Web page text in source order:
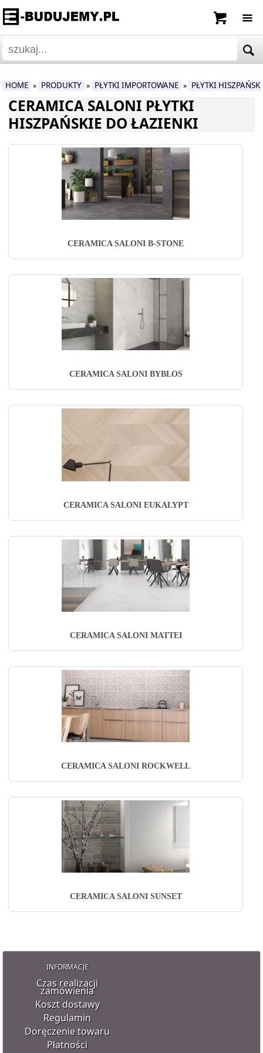
HOME » PRODUKTY » PŁYTKI IMPORTOWANE » PŁYTKI
CERAMICA SALONI PŁYTKI
HISZPAŃSKIE DO ŁAZIENKI
CERAMICA SALONI B-STONE
CERAMICA SALONI BYBLOS
CERAMICA SALONI EUKALYPT
CERAMICA SALONI MATTEI
CERAMICA SALONI ROCKWELL
CERAMICA SALONI SUNSET
INFORMACJE
Czas realizacji
zamówienia
Koszt dostawy
Regulamin
Doręczenie towaru
Płatności